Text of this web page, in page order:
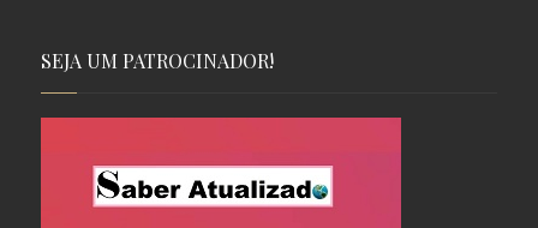
SEJA UM PATROCINADOR!